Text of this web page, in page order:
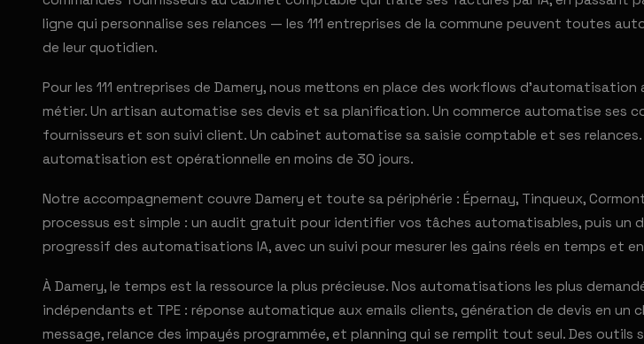
ligne qui personnalise ses relances — les 111 entreprises de la commune peuvent toutes
de leur quotidien.
Pour les 111 entreprises de Damery, nous mettons en place des workflows
métier. Un artisan automatise ses devis et sa planification. Un commerce automatise ses
fournisseurs et son suivi client. Un cabinet automatise sa saisie comptable et ses relances.
automatisation est opérationnelle en moins de 30 jours.
Notre accompagnement couvre Damery et toute sa périphérie : Épernay, Tinqueux,
processus est simple : un audit gratuit pour identifier vos tâches automatisables, puis un
progressif des automatisations IA, avec un suivi pour mesurer les gains réels en temps et
À Damery, le temps est la ressource la plus précieuse. Nos automatisations les plus
indépendants et TPE : réponse automatique aux emails clients, génération de devis en un
message, relance des impayés programmée, et planning qui se remplit tout seul. Des outils